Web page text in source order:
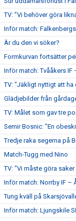
TV: ”Vi behöver göra
Inför match:
Är du den vi söker?
Formkurvan fortsätter
Inför match: Tvååkers IF
TV: "Jäkligt nyttigt att ha
Glädjebilder från
TV: Målet som gav tre
Semir Bosnic: "En
Tredje raka segerna på
Match-Tugg med Nino
TV: "Vi måste göra
Inför match: Norrby IF –
Tung kväll på
Inför match: Ljungskile